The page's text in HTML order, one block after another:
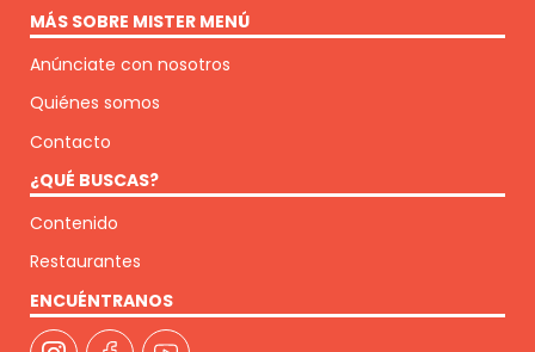
MÁS SOBRE MISTER MENÚ
Anúnciate con nosotros
Quiénes somos
Contacto
¿QUÉ BUSCAS?
Contenido
Restaurantes
ENCUÉNTRANOS